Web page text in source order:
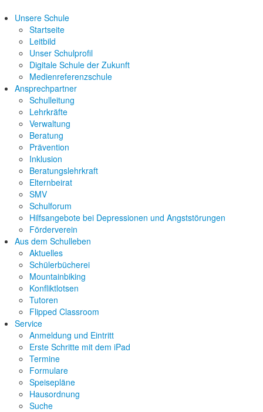
Unsere Schule
Startseite
Leitbild
Unser Schulprofil
Digitale Schule der Zukunft
Medienreferenzschule
Ansprechpartner
Schulleitung
Lehrkräfte
Verwaltung
Beratung
Prävention
Inklusion
Beratungslehrkraft
Elternbeirat
SMV
Schulforum
Hilfsangebote bei Depressionen und Angststörungen
Förderverein
Aus dem Schulleben
Aktuelles
Schülerbücherei
Mountainbiking
Konfliktlotsen
Tutoren
Flipped Classroom
Service
Anmeldung und Eintritt
Erste Schritte mit dem iPad
Termine
Formulare
Speisepläne
Hausordnung
Suche